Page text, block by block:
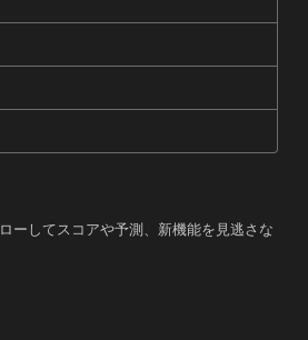
ーしてスコアや予測、新機能を見逃さな